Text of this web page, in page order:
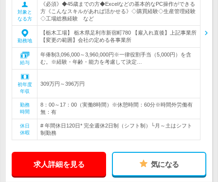
対象と
なる方
《必須》◆45歳までの方◆Excelなどの基本的なPC操作ができる
方《こんなスキルがあれば活かせる》◇購買経験◇生産管理経験
◇工場総務経験 など
勤務地
【栃木工場】 栃木県足利市新宿町780 【雇入れ直後】上記事業所
【変更の範囲】会社の定める各事業所
給与
年俸制3,096,000～3,960,000円※一律役割手当（5,000円）を含
む。※経験・年齢・能力を考慮して決定…
初年度
年収
309万円～396万円
勤務
時間
8：00～17：00（実働8時間）※休憩時間：60分※時間外労働有
無：有
休日
休暇
# 年間休日120日* 完全週休2日制（シフト制）└月～土はシフト
制勤務
求人詳細を見る 気になる